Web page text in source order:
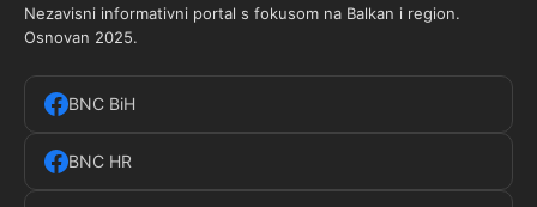
Nezavisni informativni portal s fokusom na Balkan i region.
Osnovan 2025.
BNC BiH
BNC HR